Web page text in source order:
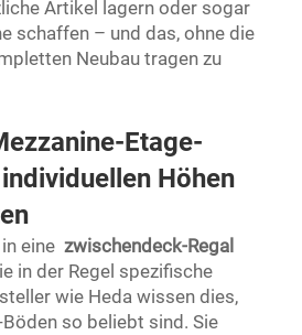
Artikel lagern oder sogar
schaffen – und das, ohne die
Neubau tragen zu
Etage-
Höhen
eine zwischendeck-Regal
in der Regel spezifische
wie Heda wissen dies,
so beliebt sind. Sie